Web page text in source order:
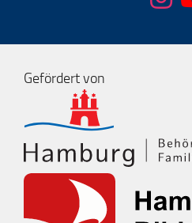
Gefördert von